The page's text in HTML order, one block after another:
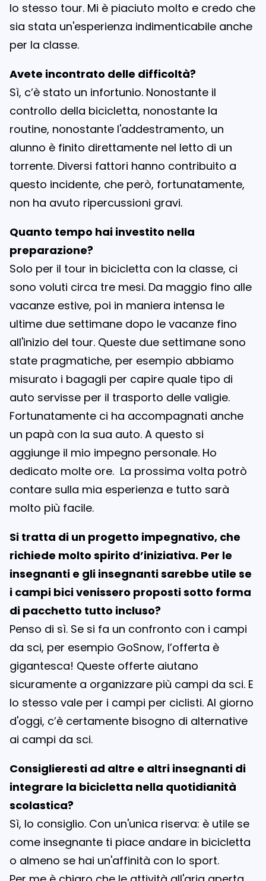
lo stesso tour. Mi è piaciuto molto e credo che
sia stata un'esperienza indimenticabile anche
per la classe.
Avete incontrato delle difficoltà?
Sì, c’è stato un infortunio. Nonostante il
controllo della bicicletta, nonostante la
routine, nonostante l'addestramento, un
alunno è finito direttamente nel letto di un
torrente. Diversi fattori hanno contribuito a
questo incidente, che però, fortunatamente,
non ha avuto ripercussioni gravi.
Quanto tempo hai investito nella
preparazione?
Solo per il tour in bicicletta con la classe, ci
sono voluti circa tre mesi. Da maggio fino alle
vacanze estive, poi in maniera intensa le
ultime due settimane dopo le vacanze fino
all'inizio del tour. Queste due settimane sono
state pragmatiche, per esempio abbiamo
misurato i bagagli per capire quale tipo di
auto servisse per il trasporto delle valigie.
Fortunatamente ci ha accompagnati anche
un papà con la sua auto. A questo si
aggiunge il mio impegno personale. Ho
dedicato molte ore. La prossima volta potrò
contare sulla mia esperienza e tutto sarà
molto più facile.
Si tratta di un progetto impegnativo, che
richiede molto spirito d’iniziativa. Per le
insegnanti e gli insegnanti sarebbe utile se
i campi bici venissero proposti sotto forma
di pacchetto tutto incluso?
Penso di sì. Se si fa un confronto con i campi
da sci, per esempio GoSnow, l’offerta è
gigantesca! Queste offerte aiutano
sicuramente a organizzare più campi da sci. E
lo stesso vale per i campi per ciclisti. Al giorno
d'oggi, c’è certamente bisogno di alternative
ai campi da sci.
Consiglieresti ad altre e altri insegnanti di
integrare la bicicletta nella quotidianità
scolastica?
Sì, lo consiglio. Con un'unica riserva: è utile se
come insegnante ti piace andare in bicicletta
o almeno se hai un'affinità con lo sport.